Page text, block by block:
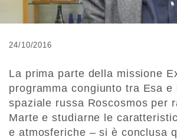
24/10/2016
La prima parte della missione
programma congiunto tra Esa e
spaziale russa Roscosmos per
Marte e studiarne le
e atmosferiche – si è conclusa